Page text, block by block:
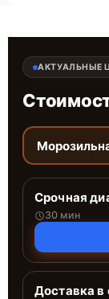
АКТУАЛЬНЫЕ
Срочная
30 мин
Доставка в